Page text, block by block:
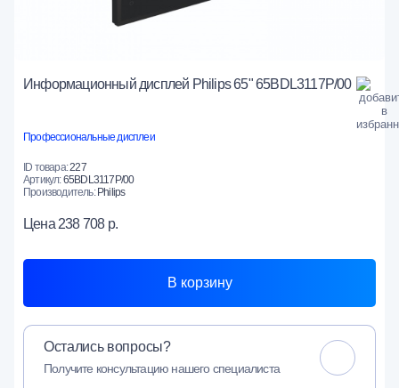
Информационный дисплей Philips 65" 65BDL3117P/00
Профессиональные дисплеи
ID товара:227
Артикул:65BDL3117P/00
Производитель:Philips
Цена 238 708 р.
В корзину
Остались вопросы?
Получите консультацию нашего специалиста